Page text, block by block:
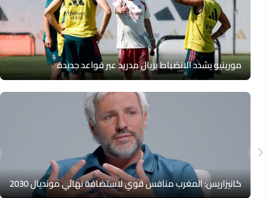
مورينيو يشدد الانضباط بريال مدريد عبر قواعد جديدة
كانيزاريس: المغرب منافس قوي لاستضافة نهائي مونديال 2030